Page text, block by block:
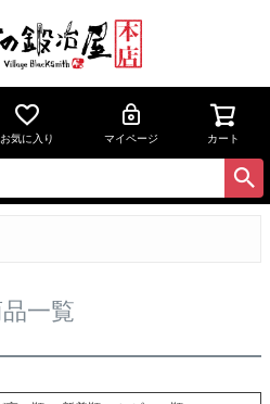
お気に入り マイページ カート
一覧